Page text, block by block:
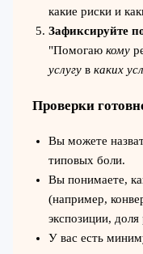
какие риски и
Зафиксируйте
"Помогаю кому
услугув каких
Проверки
Вы можете
типовых боли.
Вы понимаете,
(например,
экспозиции,
У вас есть